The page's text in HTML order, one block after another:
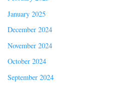
January 2025
December 2024
November 2024
October 2024
September 2024